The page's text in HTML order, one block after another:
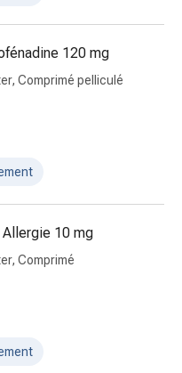
120 mg
Comprimé pelliculé
Allergie 10 mg
Comprimé